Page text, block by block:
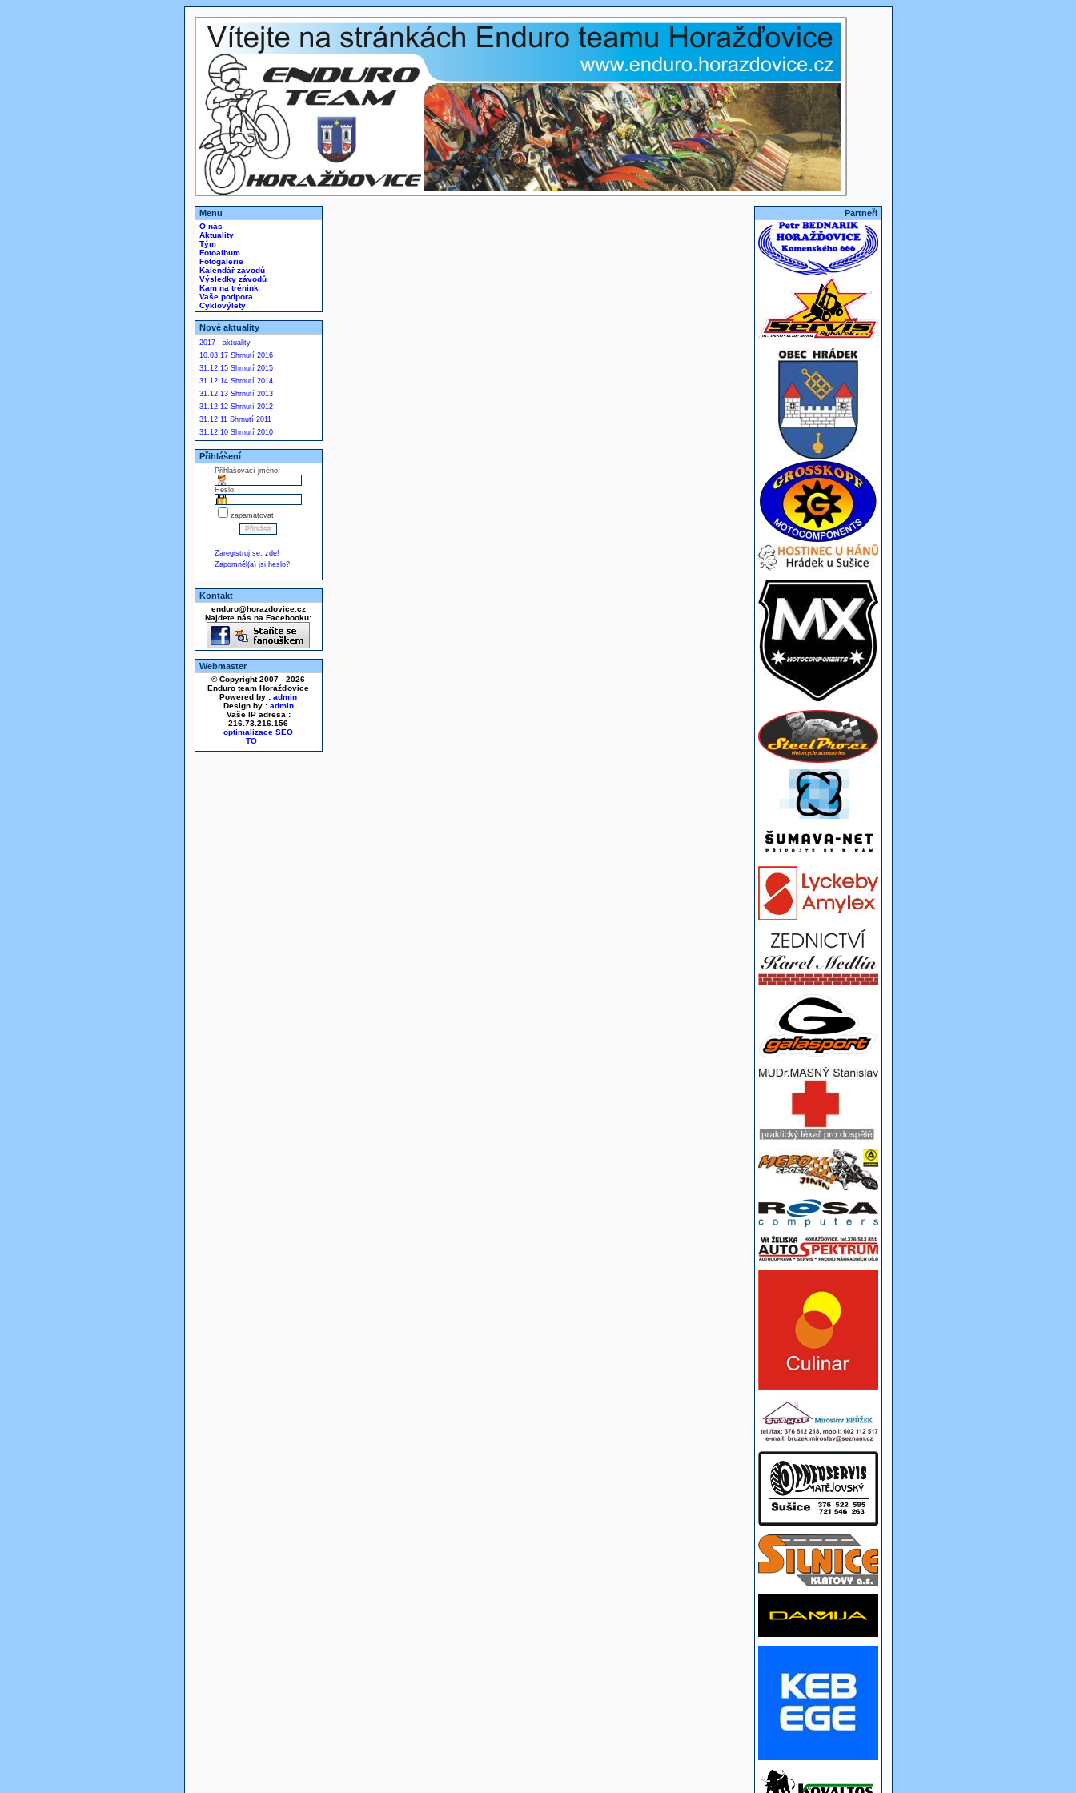
Menu
O nás
Aktuality
Tým
Fotoalbum
Fotogalerie
Kalendář závodů
Výsledky závodů
Kam na trénink
Vaše podpora
Cyklovýlety
Nové aktuality
2017 - aktuality
10.03.17 Shrnutí 2016
31.12.15 Shrnutí 2015
31.12.14 Shrnutí 2014
31.12.13 Shrnutí 2013
31.12.12 Shrnutí 2012
31.12.11 Shrnutí 2011
31.12.10 Shrnutí 2010
Přihlášení
Přihlašovací jméno:
Heslo:
zapamatovat
Zaregistruj se, zde!
Zapomněl(a) jsi heslo?
Kontakt
enduro@horazdovice.cz
Najdete nás na Facebooku:
Webmaster
© Copyright 2007 - 2026
Enduro team Horažďovice
Powered by : admin
Design by : admin
Vaše IP adresa :
216.73.216.156
optimalizace SEO
Partneři